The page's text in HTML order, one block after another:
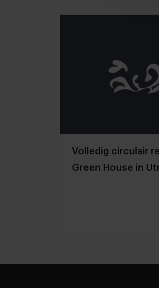
Volledig circulair
Green House in